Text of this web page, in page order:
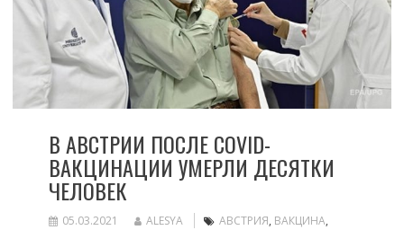
В АВСТРИИ ПОСЛЕ COVID-
ВАКЦИНАЦИИ УМЕРЛИ ДЕСЯТКИ
ЧЕЛОВЕК
05.03.2021 ALESYA АВСТРИЯ, ВАКЦИНА,